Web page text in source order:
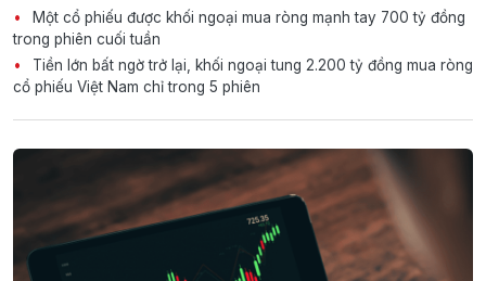
Một cổ phiếu được khối ngoại mua ròng mạnh tay 700 tỷ đồng
trong phiên cuối tuần
Tiền lớn bất ngờ trở lại, khối ngoại tung 2.200 tỷ đồng mua ròng
cổ phiếu Việt Nam chỉ trong 5 phiên